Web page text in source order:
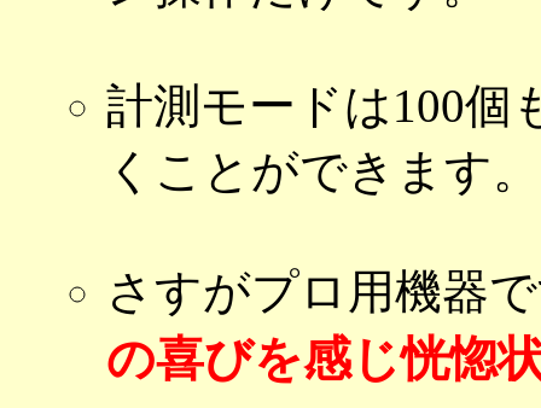
計測モードは100個
くことができます。
さすがプロ用機器
の喜びを感じ恍惚